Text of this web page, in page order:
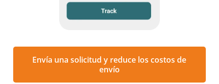
Envía una solicitud y reduce los costos de
envío